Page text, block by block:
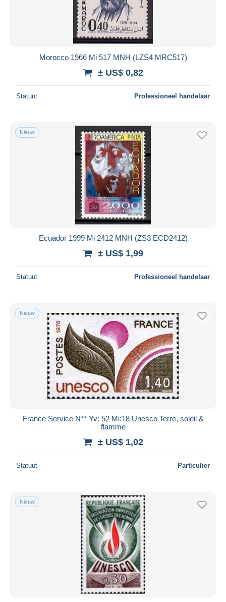
Morocco 1966 Mi 517 MNH (LZS4 MRC517)
± US$ 0,82
Statuut Professioneel handelaar
Nieuw
Ecuador 1999 Mi 2412 MNH (ZS3 ECD2412)
± US$ 1,99
Statuut Professioneel handelaar
Nieuw
France Service N** Yv: 52 Mi:18 Unesco Terre, soleil &
flamme
± US$ 1,02
Statuut Particulier
Nieuw